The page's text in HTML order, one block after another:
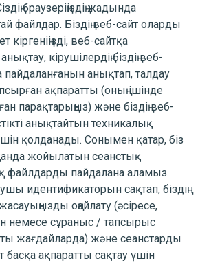
браузеріңіздің жадында
файлдар. Біздің веб-сайт оларды
веб-сайтқа
кірушілердің біздің веб-
пайдаланғанын анықтап, талдау
ақпаратты (оның ішінде
парақтарыңыз) және біздің веб-
анықтайтын техникалық
қолданады. Сонымен қатар, біз
жойылатын сеанстық
файлдарды пайдалана аламыз.
идентификаторын сақтап, біздің
оңайлату (әсіресе,
немесе сұраныс / тапсырыс
жағдайларда) және сеанстарды
басқа ақпаратты сақтау үшін